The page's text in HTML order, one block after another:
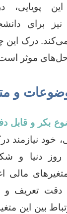
پویایی،
برای
می‌کند. درک این
حل‌های موثر
و
بکر و قابل
خود نیازمند
دنیا و
مالی
دقت تعریف و
بین این